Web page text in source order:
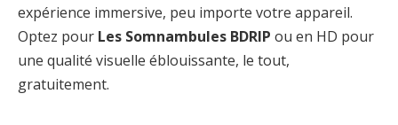
expérience immersive, peu importe votre appareil.
Optez pour Les Somnambules BDRIP ou en HD pour
une qualité visuelle éblouissante, le tout,
gratuitement.